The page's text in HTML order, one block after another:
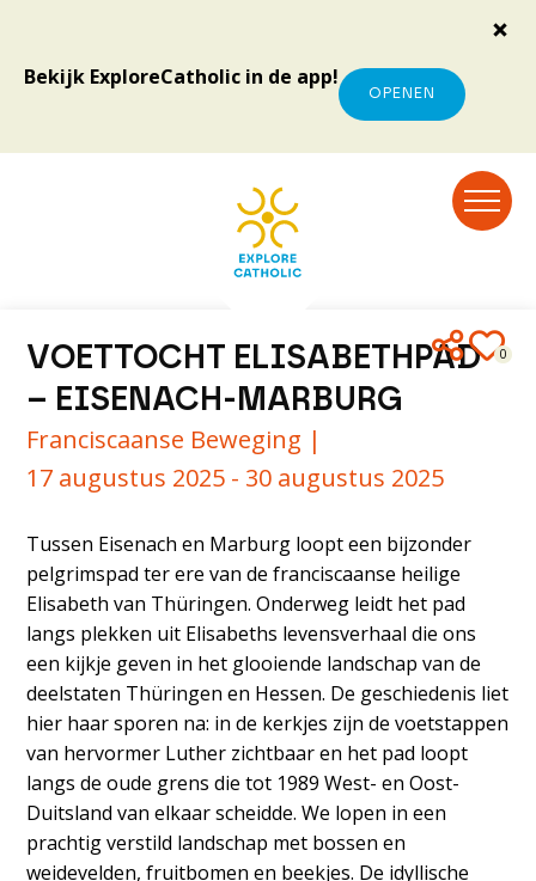
Bekijk ExploreCatholic in de app!
OPENEN
0
VOETTOCHT ELISABETHPAD
– EISENACH-MARBURG
Franciscaanse Beweging |
17 augustus 2025 - 30 augustus 2025
Tussen Eisenach en Marburg loopt een bijzonder
pelgrimspad ter ere van de franciscaanse heilige
Elisabeth van Thüringen. Onderweg leidt het pad
langs plekken uit Elisabeths levensverhaal die ons
een kijkje geven in het glooiende landschap van de
deelstaten Thüringen en Hessen. De geschiedenis liet
hier haar sporen na: in de kerkjes zijn de voetstappen
van hervormer Luther zichtbaar en het pad loopt
langs de oude grens die tot 1989 West- en Oost-
Duitsland van elkaar scheidde. We lopen in een
prachtig verstild landschap met bossen en
weidevelden, fruitbomen en beekjes. De idyllische